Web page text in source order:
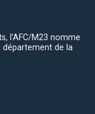
l’AFC/M23 nomme
de la